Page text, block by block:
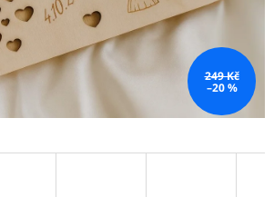
249 Kč
–20 %